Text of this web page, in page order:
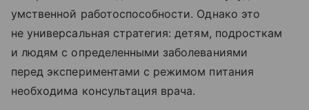
умственной работоспособности. Однако это
не универсальная стратегия: детям, подросткам
и людям с определенными заболеваниями
перед экспериментами с режимом питания
необходима консультация врача.